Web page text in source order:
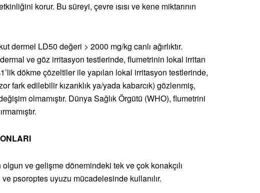
korur. Bu süreyi, çevre ısısı ve kene miktarının
dermel LD50 değeri > 2000 mg/kg canlı ağırlıktır.
ve göz irritasyon testlerinde, flumetrinin lokal irritan
dökme çözeltiler ile yapılan lokal irritasyon testlerinde,
fark edilebilir kızarıklık ya/yada kabarcık) gözlenmiş,
olmamıştır. Dünya Sağlık Örgütü (WHO), flumetrini
olgun ve gelişme dönemindeki tek ve çok konakçılı
psoroptes uyuzu mücadelesinde kullanılır.